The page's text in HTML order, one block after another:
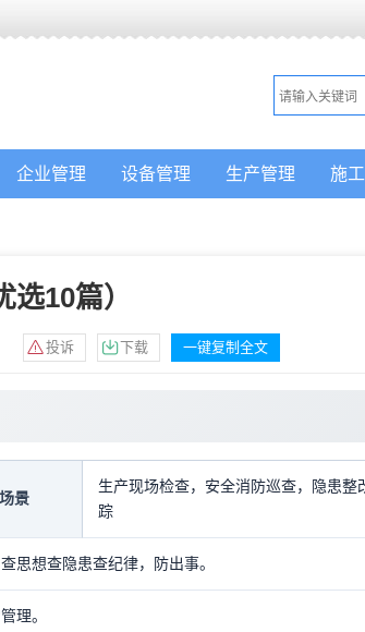
企业管理 设备管理 生产管理 施
10篇）
投诉 下载 一键复制全文
景
生产现场检查，安全消防巡查，隐患整
踪
思想查隐患查纪律，防出事。
理。